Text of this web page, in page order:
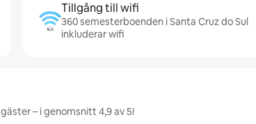
Tillgång till wifi
360 semesterboenden i Santa Cruz do Sul
inkluderar wifi
– i genomsnitt 4,9 av 5!